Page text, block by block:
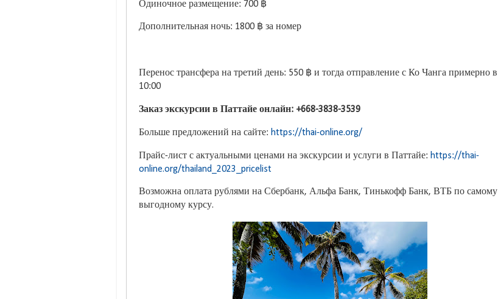
Одиночное размещение: 700 ฿
Дополнительная ночь: 1800 ฿ за номер
Перенос трансфера на третий день: 550 ฿ и тогда отправление с Ко Чанга примерно в
10:00
Заказ экскурсии в Паттайе онлайн: +668-3838-3539
Больше предложений на сайте: https://thai-online.org/
Прайс-лист с актуальными ценами на экскурсии и услуги в Паттайе: https://thai-
online.org/thailand_2023_pricelist
Возможна оплата рублями на Сбербанк, Альфа Банк, Тинькофф Банк, ВТБ по самому
выгодному курсу.